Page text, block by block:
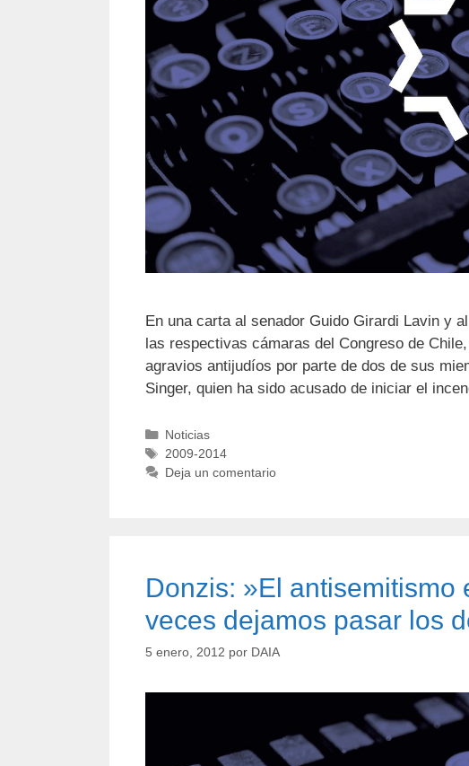
En una carta al senador Guido Girardi Lavin y
las respectivas cámaras del Congreso de
agravios antijudíos por parte de dos de sus
Singer, quien ha sido acusado de iniciar el
Noticias
2009-2014
Deja un comentario
Donzis: »El antisemitismo
veces dejamos pasar los
5 enero, 2012 por DAIA